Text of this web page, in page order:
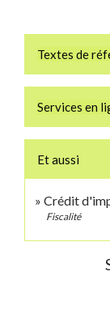
Textes de
Services en
Et aussi
Crédit
Fiscalité